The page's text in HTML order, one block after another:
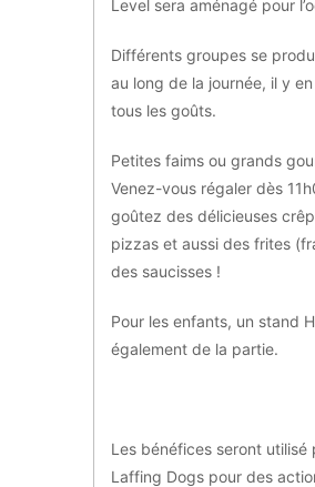
Level sera aménagé pour
Différents groupes se
au long de la journée, il y
tous les goûts.
Petites faims ou grands
Venez-vous régaler dès
goûtez des délicieuses
pizzas et aussi des frites
des saucisses !
Pour les enfants, un stand
également de la partie.
Les bénéfices seront utilisé
Laffing Dogs pour des